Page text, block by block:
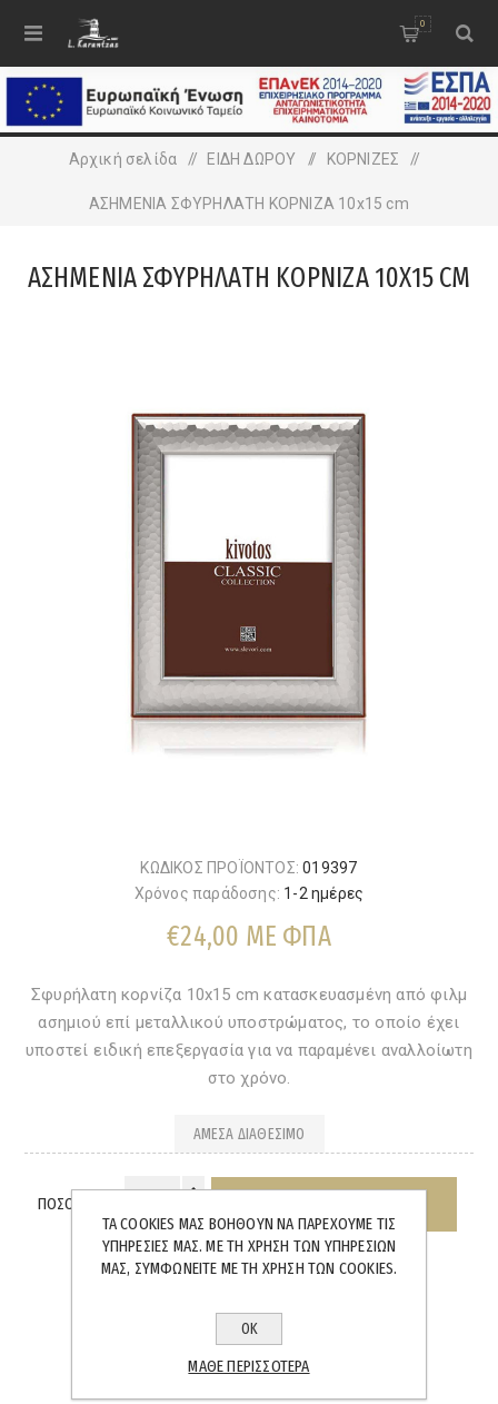
0
Αρχική σελίδα / ΕΙΔΗ ΔΩΡΟΥ / ΚΟΡΝΙΖΕΣ /
ΑΣΗΜΕΝΙΑ ΣΦΥΡΗΛΑΤΗ ΚΟΡΝΙΖΑ 10x15 cm
ΑΣΗΜΕΝΙΑ ΣΦΥΡΗΛΑΤΗ ΚΟΡΝΙΖΑ 10X15 CM
ΚΩΔΙΚΟΣ ΠΡΟΪΟΝΤΟΣ: 019397
Χρόνος παράδοσης: 1-2 ημέρες
€24,00 ΜΕ ΦΠΑ
Σφυρήλατη κορνίζα 10x15 cm κατασκευασμένη από φιλμ
ασημιού επί μεταλλικού υποστρώματος, το οποίο έχει
υποστεί ειδική επεξεργασία για να παραμένει αναλλοίωτη
στο χρόνο.
ΆΜΕΣΑ ΔΙΑΘΈΣΙΜΟ
ΠΟΣΌΤΗΤΑ:
ΤΑ COOKIES ΜΑΣ ΒΟΗΘΟΎΝ ΝΑ ΠΑΡΈΧΟΥΜΕ ΤΙΣ
ΥΠΗΡΕΣΊΕΣ ΜΑΣ. ΜΕ ΤΗ ΧΡΉΣΗ ΤΩΝ ΥΠΗΡΕΣΙΏΝ
ΜΑΣ, ΣΥΜΦΩΝΕΊΤΕ ΜΕ ΤΗ ΧΡΉΣΗ ΤΩΝ COOKIES.
ΟΚ
ΜΆΘΕ ΠΕΡΙΣΣΌΤΕΡΑ